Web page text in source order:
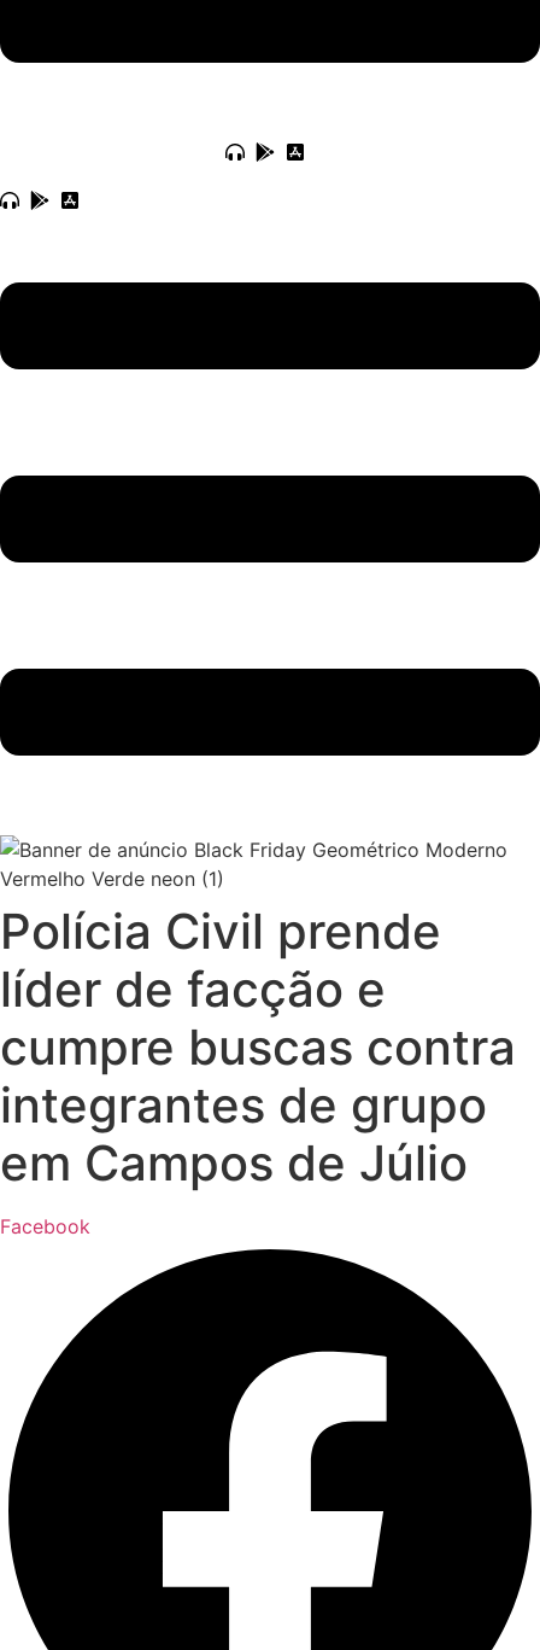
Polícia Civil prende
líder de facção e
cumpre buscas contra
integrantes de grupo
em Campos de Júlio
Facebook